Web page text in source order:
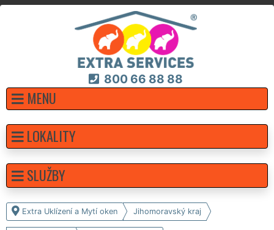
800 66 88 88
MENU
Extra Uklízení a Mytí oken Jihomoravský kraj
LOKALITY
SLUŽBY